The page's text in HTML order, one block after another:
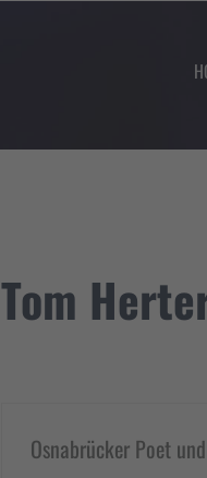
Tom
Osnabrücker Poet